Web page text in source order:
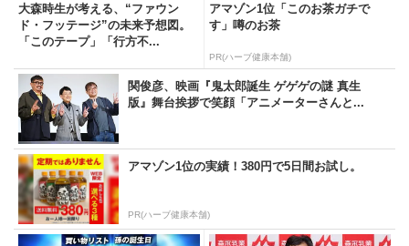
大森時生が考える、“ファウン
ド・フッテージ”の未来予想図。
「このテープ」「行方不...
アマゾン1位「このお茶ガチで
す」噂のお茶
PR(ハーブ健康本舗)
関俊彦、映画『鬼太郎誕生 ゲゲゲの謎 真生
版』舞台挨拶で笑顔「アニメーターさんと...
アマゾン1位の実績！380円で5日間お試し。
PR(ハーブ健康本舗)